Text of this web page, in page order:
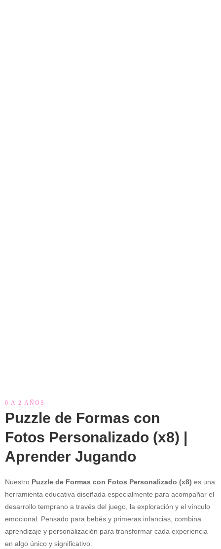
0 A 2 AÑOS
Puzzle de Formas con
Fotos Personalizado (x8) |
Aprender Jugando
Nuestro Puzzle de Formas con Fotos Personalizado (x8) es una
herramienta educativa diseñada especialmente para acompañar el
desarrollo temprano a través del juego, la exploración y el vínculo
emocional. Pensado para bebés y primeras infancias, combina
aprendizaje y personalización para transformar cada experiencia
en algo único y significativo.